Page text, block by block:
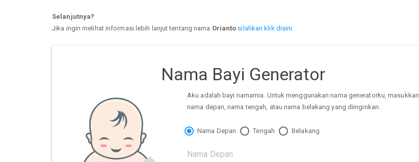
Selanjutnya?
Jika ingin melihat informasi lebih lanjut tentang nama Orianto silahkan klik disini
Nama Bayi Generator
Aku adalah bayi namamia. Untuk menggunakan nama generatorku, masukkan
nama depan, nama tengah, atau nama belakang yang diinginkan.
Nama Depan Tengah Belakang